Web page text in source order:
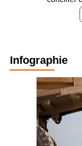
Infographie